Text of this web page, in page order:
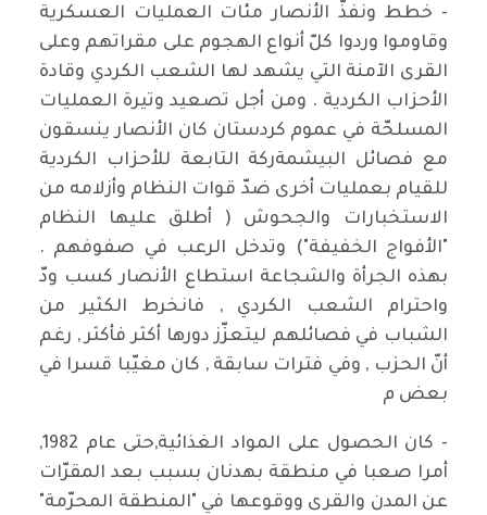
- خطط ونفذّ الأنصار مئات العمليات العسكرية
وقاوموا وردوا كلّ أنواع الهجوم على مقراتهم وعلى
القرى الآمنة التي يشهد لها الشعب الكردي وقادة
الأحزاب الكردية . ومن أجل تصعيد وتيرة العمليات
المسلحّة في عموم كردستان كان الأنصار ينسقون
مع فصائل البيشمةركة التابعة للأحزاب الكردية
للقيام بعمليات أخرى ضدّ قوات النظام وأزلامه من
الاستخبارات والجحوش ( أطلق عليها النظام
"الأفواج الخفيفة") وتدخل الرعب في صفوفهم .
بهذه الجرأة والشجاعة استطاع الأنصار كسب ودّ
واحترام الشعب الكردي , فانخرط الكثير من
الشباب في فصائلهم ليتعزّز دورها أكثر فأكثر , رغم
أنّ الحزب , وفي فترات سابقة , كان مغيّبا قسرا في
بعض م
- كان الحصول على المواد الغذائية,حتى عام 1982,
أمرا صعبا في منطقة بهدنان بسبب بعد المقرّات
عن المدن والقرى ووقوعها في "المنطقة المحرّمة"